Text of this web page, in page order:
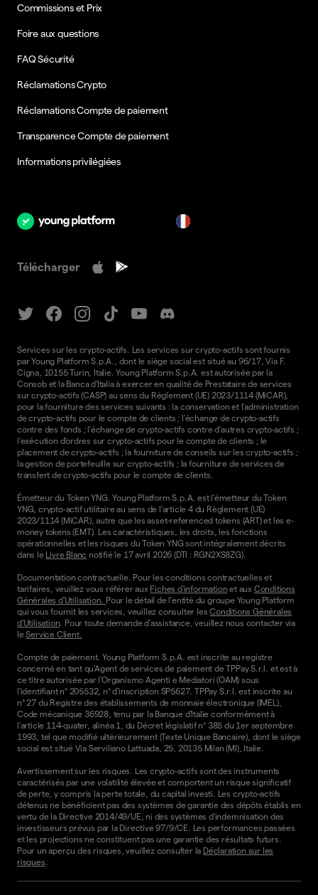
Commissions et Prix
Foire aux questions
FAQ Sécurité
Réclamations Crypto
Réclamations Compte de paiement
Transparence Compte de paiement
Informations privilégiées
Télécharger
Services sur les crypto-actifs. Les services sur crypto-actifs sont fournis
par Young Platform S.p.A., dont le siège social est situé au 96/17, Via F.
Cigna, 10155 Turin, Italie. Young Platform S.p.A. est autorisée par la
Consob et la Banca d'Italia à exercer en qualité de Prestataire de services
sur crypto-actifs (CASP) au sens du Règlement (UE) 2023/1114 (MiCAR),
pour la fourniture des services suivants : la conservation et l'administration
de crypto-actifs pour le compte de clients ; l'échange de crypto-actifs
contre des fonds ; l'échange de crypto-actifs contre d'autres crypto-actifs ;
l'exécution d'ordres sur crypto-actifs pour le compte de clients ; le
placement de crypto-actifs ; la fourniture de conseils sur les crypto-actifs ;
la gestion de portefeuille sur crypto-actifs ; la fourniture de services de
transfert de crypto-actifs pour le compte de clients.
Émetteur du Token YNG. Young Platform S.p.A. est l'émetteur du Token
YNG, crypto-actif utilitaire au sens de l'article 4 du Règlement (UE)
2023/1114 (MiCAR), autre que les asset-referenced tokens (ART) et les e-
money tokens (EMT). Les caractéristiques, les droits, les fonctions
opérationnelles et les risques du Token YNG sont intégralement décrits
dans le Livre Blanc notifié le 17 avril 2026 (DTI : RGN2XS8ZG).
Documentation contractuelle. Pour les conditions contractuelles et
tarifaires, veuillez vous référer aux Fiches d'information et aux Conditions
Générales d'Utilisation. Pour le détail de l'entité du groupe Young Platform
qui vous fournit les services, veuillez consulter lesConditions Générales
d'Utilisation. Pour toute demande d'assistance, veuillez nous contacter via
leService Client.
Compte de paiement. Young Platform S.p.A. est inscrite au registre
concerné en tant qu'Agent de services de paiement de TPPay S.r.l. et est à
ce titre autorisée par l'Organismo Agenti e Mediatori (OAM) sous
l'identifiant n° 205532, n° d'inscription SP5627. TPPay S.r.l. est inscrite au
n° 27 du Registre des établissements de monnaie électronique (IMEL),
Code mécanique 36928, tenu par la Banque d'Italie conformément à
l'article 114-quater, alinéa 1, du Décret législatif n° 385 du 1er septembre
1993, tel que modifié ultérieurement (Texte Unique Bancaire), dont le siège
social est situé Via Serviliano Lattuada, 25, 20135 Milan (MI), Italie.
Avertissement sur les risques. Les crypto-actifs sont des instruments
caractérisés par une volatilité élevée et comportent un risque significatif
de perte, y compris la perte totale, du capital investi. Les crypto-actifs
détenus ne bénéficient pas des systèmes de garantie des dépôts établis en
vertu de la Directive 2014/49/UE, ni des systèmes d'indemnisation des
investisseurs prévus par la Directive 97/9/CE. Les performances passées
et les projections ne constituent pas une garantie des résultats futurs.
Pour un aperçu des risques, veuillez consulter la Déclaration sur les
risques.